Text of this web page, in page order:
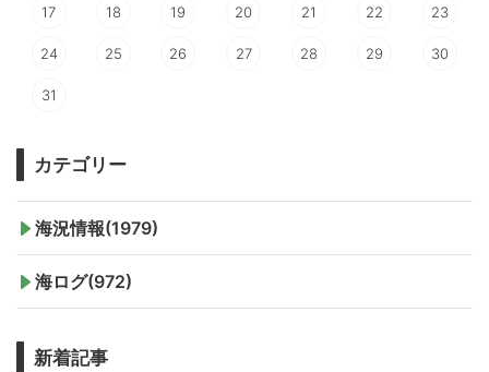
17 18 19 20 21 22 23
24 25 26 27 28 29 30
31
カテゴリー
海況情報(1979)
海ログ(972)
新着記事